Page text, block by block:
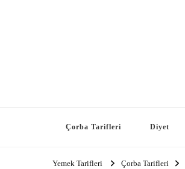
Çorba Tarifleri Diyet
Yemek Tarifleri Çorba Tarifleri